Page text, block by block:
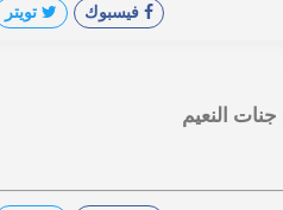
فيسبوك تويتر
النعيم